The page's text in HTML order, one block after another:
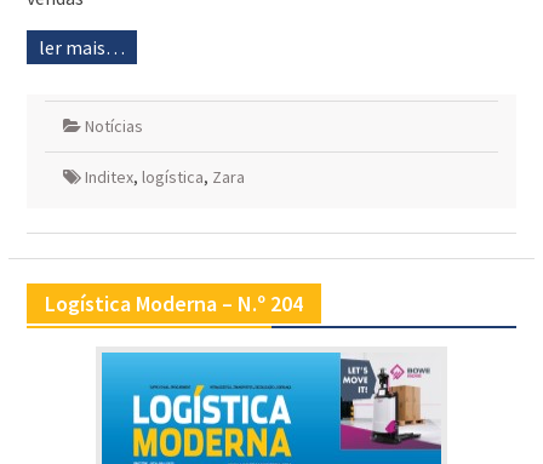
ler mais…
Notícias
Inditex, logística, Zara
Logística Moderna – N.º 204